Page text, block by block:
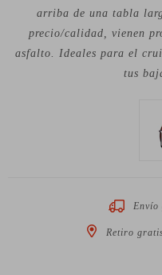
arriba de una tabla
precio/calidad, vienen
asfalto. Ideales para el
tus
Envío
Retiro